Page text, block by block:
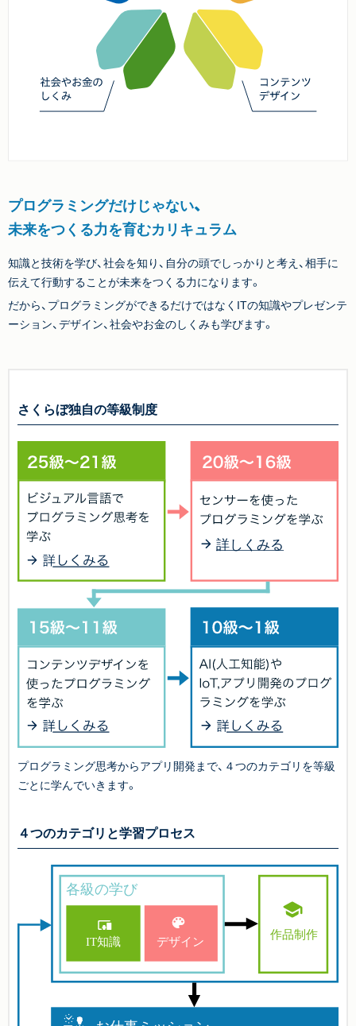
プログラミングだけじゃない、
未来をつくる力を育むカリキュラム
知識と技術を学び、社会を知り、自分の頭でしっかりと考え、相手に
伝えて行動することが未来をつくる力になります。
だから、プログラミングができるだけではなくITの知識やプレゼンテ
ーション、デザイン、社会やお金のしくみも学びます。
さくらぼ独自の等級制度
プログラミング思考からアプリ開発まで、４つのカテゴリを等級
ごとに学んでいきます。
４つのカテゴリと学習プロセス